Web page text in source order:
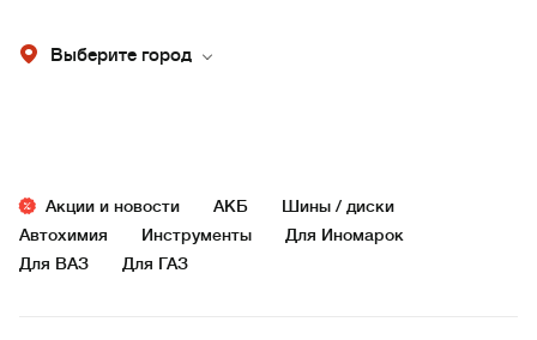
Выберите город
Акции и новости АКБ
Шины / диски
Автохимия
Инструменты
Для Иномарок
Для ВАЗ
Для ГАЗ